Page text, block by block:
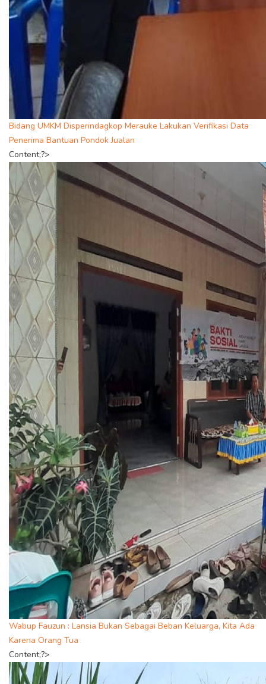
Bidang UMKM Disperindagkop Merauke Lakukan Verifikasi Data
Penerima Bantuan Pondok Jualan
Content;?>
Wabup Fauzun : Lansia Bukan Sebagai Beban Keluarga, Kita Ada
Karena Orang Tua
Content;?>